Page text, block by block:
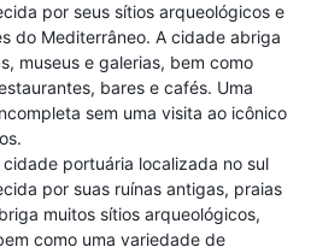
por seus sítios arqueológicos e
do Mediterrâneo. A cidade abriga
museus e galerias, bem como
bares e cafés. Uma
sem uma visita ao icônico
cidade portuária localizada no sul
por suas ruínas antigas, praias
muitos sítios arqueológicos,
como uma variedade de